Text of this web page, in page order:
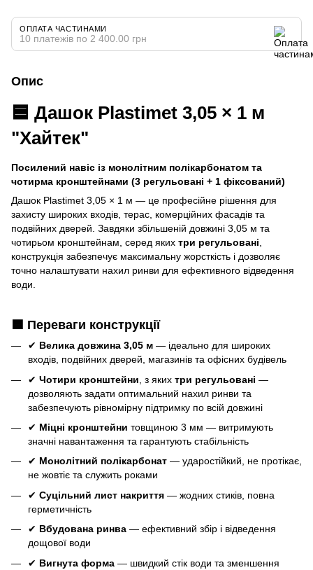
ОПЛАТА ЧАСТИНАМИ
10 платежів по 2 400.00 грн
Опис
🟦 Дашок Plastimet 3,05 × 1 м
"Хайтек"
Посилений навіс із монолітним полікарбонатом та
чотирма кронштейнами (3 регульовані + 1 фіксований)
Дашок Plastimet 3,05 × 1 м — це професійне рішення для
захисту широких входів, терас, комерційних фасадів та
подвійних дверей. Завдяки збільшеній довжині 3,05 м та
чотирьом кронштейнам, серед яких три регульовані
конструкція забезпечує максимальну жорсткість і дозволяє
точно налаштувати нахил ринви для ефективного відведення
води.
🟦 Переваги конструкції
✔ Велика довжина 3,05 м — ідеально для широких
входів, подвійних дверей, магазинів та офісних будівель
✔ Чотири кронштейни , з яких три регульовані —
дозволяють задати оптимальний нахил ринви та
забезпечують рівномірну підтримку по всій довжині
✔ Міцні кронштейни товщиною 3 мм — витримують
значні навантаження та гарантують стабільність
✔ Монолітний полікарбонат — ударостійкий, не протікає,
не жовтіє та служить роками
✔ Суцільний лист накриття — жодних стиків, повна
герметичність
✔ Вбудована ринва — ефективний збір і відведення
дощової води
✔ Вигнута форма — швидкий стік води та зменшення